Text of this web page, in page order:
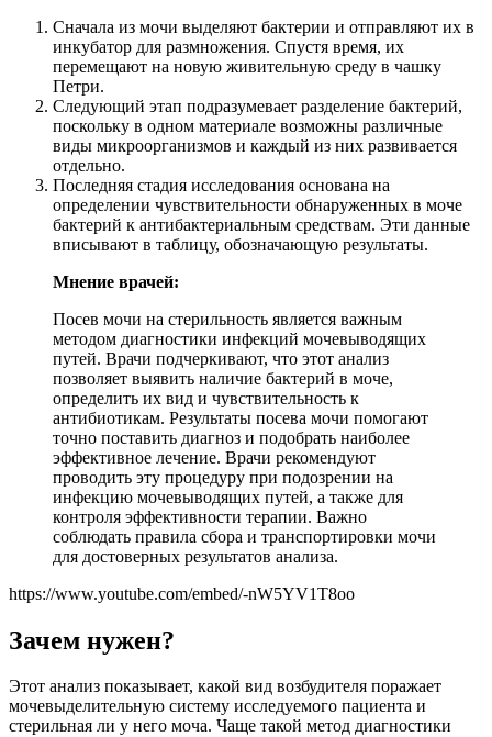
Сначала из мочи выделяют бактерии и отправляют их в
инкубатор для размножения. Спустя время, их
перемещают на новую живительную среду в чашку
Петри.
Следующий этап подразумевает разделение бактерий,
поскольку в одном материале возможны различные
виды микроорганизмов и каждый из них развивается
отдельно.
Последняя стадия исследования основана на
определении чувствительности обнаруженных в моче
бактерий к антибактериальным средствам. Эти данные
вписывают в таблицу, обозначающую результаты.
Мнение врачей:
Посев мочи на стерильность является важным
методом диагностики инфекций мочевыводящих
путей. Врачи подчеркивают, что этот анализ
позволяет выявить наличие бактерий в моче,
определить их вид и чувствительность к
антибиотикам. Результаты посева мочи помогают
точно поставить диагноз и подобрать наиболее
эффективное лечение. Врачи рекомендуют
проводить эту процедуру при подозрении на
инфекцию мочевыводящих путей, а также для
контроля эффективности терапии. Важно
соблюдать правила сбора и транспортировки мочи
для достоверных результатов анализа.
https://www.youtube.com/embed/-nW5YV1T8oo
Зачем нужен?
Этот анализ показывает, какой вид возбудителя поражает
мочевыделительную систему исследуемого пациента и
стерильная ли у него моча. Чаще такой метод диагностики